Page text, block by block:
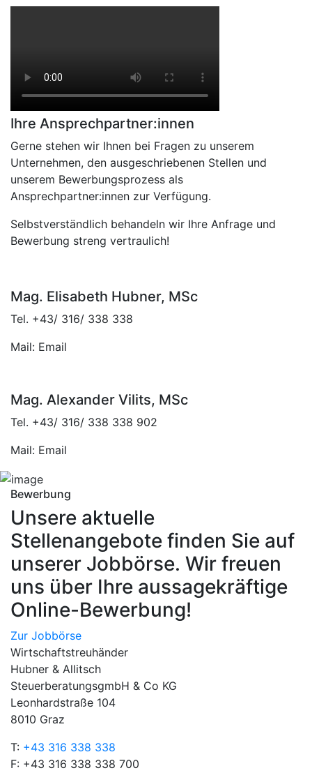
Ihre Ansprechpartner:innen
Gerne stehen wir Ihnen bei Fragen zu unserem
Unternehmen, den ausgeschriebenen Stellen und
unserem Bewerbungsprozess als
Ansprechpartner:innen zur Verfügung.
Selbstverständlich behandeln wir Ihre Anfrage und
Bewerbung streng vertraulich!
Mag. Elisabeth Hubner, MSc
Tel. +43/ 316/ 338 338
Mail: Email
Mag. Alexander Vilits, MSc
Tel. +43/ 316/ 338 338 902
Mail: Email
Bewerbung
Unsere aktuelle
Stellenangebote finden Sie auf
unserer Jobbörse. Wir freuen
uns über Ihre aussagekräftige
Online-Bewerbung!
Zur Jobbörse
Wirtschaftstreuhänder
Hubner & Allitsch
SteuerberatungsgmbH & Co KG
Leonhardstraße 104
8010 Graz
T: +43 316 338 338
F: +43 316 338 338 700